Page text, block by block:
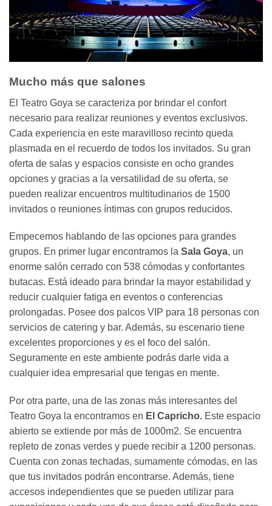
Mucho más que salones
El Teatro Goya se caracteriza por brindar el confort
necesario para realizar reuniones y eventos exclusivos.
Cada experiencia en este maravilloso recinto queda
plasmada en el recuerdo de todos los invitados. Su gran
oferta de salas y espacios consiste en ocho grandes
opciones y gracias a la versatilidad de su oferta, se
pueden realizar encuentros multitudinarios de 1500
invitados o reuniones íntimas con grupos reducidos.
Empecemos hablando de las opciones para grandes
grupos. En primer lugar encontramos la Sala Goya, un
enorme salón cerrado con 538 cómodas y confortantes
butacas. Está ideado para brindar la mayor estabilidad y
reducir cualquier fatiga en eventos o conferencias
prolongadas. Posee dos palcos VIP para 18 personas con
servicios de catering y bar. Además, su escenario tiene
excelentes proporciones y es el foco del salón.
Seguramente en este ambiente podrás darle vida a
cualquier idea empresarial que tengas en mente.
Por otra parte, una de las zonas más interesantes del
Teatro Goya la encontramos en El Capricho. Este espacio
abierto se extiende por más de 1000m2. Se encuentra
repleto de zonas verdes y puede recibir a 1200 personas.
Cuenta con zonas techadas, sumamente cómodas, en las
que tus invitados podrán encontrarse. Además, tiene
accesos independientes que se pueden utilizar para